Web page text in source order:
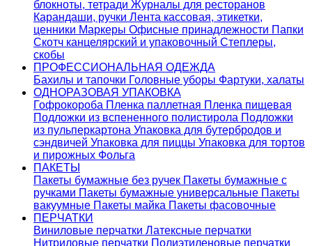
блокноты, тетради Журналы для ресторанов
Карандаши, ручки Лента кассовая, этикетки,
ценники Маркеры Офисные принадлежности Папки
Скотч канцелярский и упаковочный Степлеры,
скобы
ПРОФЕССИОНАЛЬНАЯ ОДЕЖДА
Бахилы и тапочки Головные уборы Фартуки, халаты
ОДНОРАЗОВАЯ УПАКОВКА
Гофрокороба Пленка паллетная Пленка пищевая
Подложки из вспененного полистирола Подложки
из пульперкартона Упаковка для бутербродов и
сэндвичей Упаковка для пиццы Упаковка для тортов
и пирожных Фольга
ПАКЕТЫ
Пакеты бумажные без ручек Пакеты бумажные с
ручками Пакеты бумажные универсальные Пакеты
вакуумные Пакеты майка Пакеты фасовочные
ПЕРЧАТКИ
Виниловые перчатки Латексные перчатки
Нитриловые перчатки Полиэтиленовые перчатки